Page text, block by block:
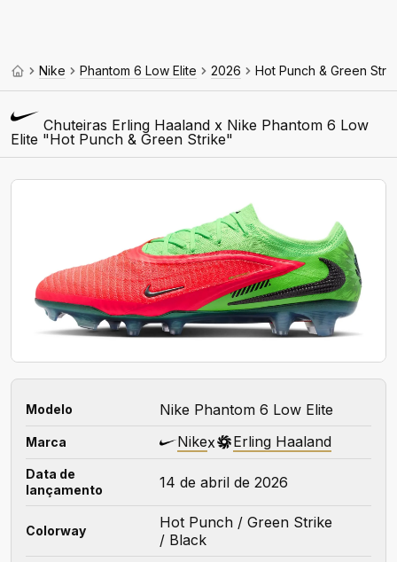
Nike Phantom 6 Low Elite 2026 Hot Punch & Green
Chuteiras Erling Haaland x Nike Phantom 6 Low
Elite "Hot Punch & Green Strike"
Modelo Nike Phantom 6 Low Elite
Marca Nikex Erling Haaland
Data de
lançamento
14 de abril de 2026
Colorway
Hot Punch / Green Strike
/ Black